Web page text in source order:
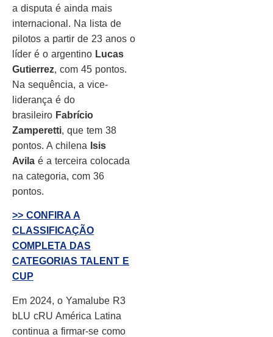
a disputa é ainda mais
internacional. Na lista de
pilotos a partir de 23 anos o
líder é o argentino Lucas
Gutierrez, com 45 pontos.
Na sequência, a vice-
liderança é do
brasileiro Fabrício
Zamperetti, que tem 38
pontos. A chilena Isis
Avila é a terceira colocada
na categoria, com 36
pontos.
>> CONFIRA A
CLASSIFICAÇÃO
COMPLETA DAS
CATEGORIAS TALENT E
CUP
Em 2024, o Yamalube R3
bLU cRU América Latina
continua a firmar-se como